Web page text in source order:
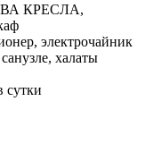
КРЕСЛА,
электрочайник
халаты
сутки